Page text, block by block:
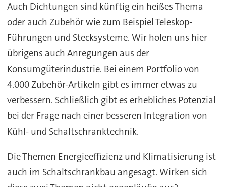
Auch Dichtungen sind künftig ein heißes Thema
oder auch Zubehör wie zum Beispiel Teleskop-
Führungen und Stecksysteme. Wir holen uns hier
übrigens auch Anregungen aus der
Konsumgüterindustrie. Bei einem Portfolio von
4.000 Zubehör-Artikeln gibt es immer etwas zu
verbessern. Schließlich gibt es erhebliches Potenzial
bei der Frage nach einer besseren Integration von
Kühl- und Schaltschranktechnik.
Die Themen Energieeffizienz und Klimatisierung ist
auch im Schaltschrankbau angesagt. Wirken sich